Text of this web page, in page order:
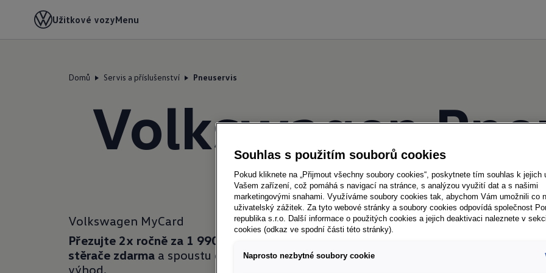
Užitkové vozyMenu
Domů Servis a příslušenství Pneuservis
Volkswagen
Volkswagen MyCard
Přezujte 2x ročně za 1 990 Kč,
stěrače zdarma a spoustu dalších
výhod.
Zimní kompletní kola Volkswagen
Neváhejte využítnabídky Originálních
Souhlas s použitím souborů cookies
Pokud kliknete na „Přijmout všechny soubory cookies“, poskytnete tím souhlas k jejich
Vašem zařízení, což pomáhá s navigací na stránce, s analýzou využití dat a s našimi
marketingovými snahami. Využíváme soubory cookies tak, abychom Vám umožnili co
uživatelský zážitek. Za tyto webové stránky a soubory cookies odpovídá společnost
republika s.r.o. Další informace o použitých cookies a jejich deaktivaci naleznete v
cookies (odkaz ve spodní části této stránky).
Naprosto nezbytné soubory cookie